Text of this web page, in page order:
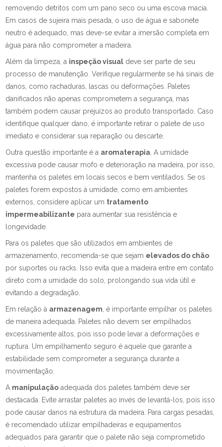
removendo detritos com um pano seco ou uma escova macia.
Em casos de sujeira mais pesada, o uso de água e sabonete
neutro é adequado, mas deve-se evitar a imersão completa em
água para não comprometer a madeira.
Além da limpeza, a inspeção visual deve ser parte de seu
processo de manutenção. Verifique regularmente se há sinais de
danos, como rachaduras, lascas ou deformações. Paletes
danificados não apenas comprometem a segurança, mas
também podem causar prejuízos ao produto transportado. Caso
identifique qualquer dano, é importante retirar o palete de uso
imediato e considerar sua reparação ou descarte.
Outra questão importante é a aromaterapia . A umidade
excessiva pode causar mofo e deterioração na madeira, por isso,
mantenha os paletes em locais secos e bem ventilados. Se os
paletes forem expostos à umidade, como em ambientes
externos, considere aplicar um tratamento
impermeabilizante para aumentar sua resistência e
longevidade.
Para os paletes que são utilizados em ambientes de
armazenamento, recomenda-se que sejam elevados do chão
por suportes ou racks. Isso evita que a madeira entre em contato
direto com a umidade do solo, prolongando sua vida útil e
evitando a degradação.
Em relação à armazenagem , é importante empilhar os paletes
de maneira adequada. Paletes não devem ser empilhados
excessivamente altos, pois isso pode levar a deformações e
ruptura. Um empilhamento seguro é aquele que garante a
estabilidade sem comprometer a segurança durante a
movimentação.
A manipulação adequada dos paletes também deve ser
destacada. Evite arrastar paletes ao invés de levantá-los, pois isso
pode causar danos na estrutura da madeira. Para cargas pesadas,
é recomendado utilizar empilhadeiras e equipamentos
adequados para garantir que o palete não seja comprometido